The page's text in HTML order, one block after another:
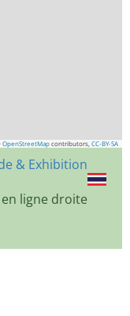
OpenStreetMap contributors, CC-BY-SA
& Exhibition
ligne droite